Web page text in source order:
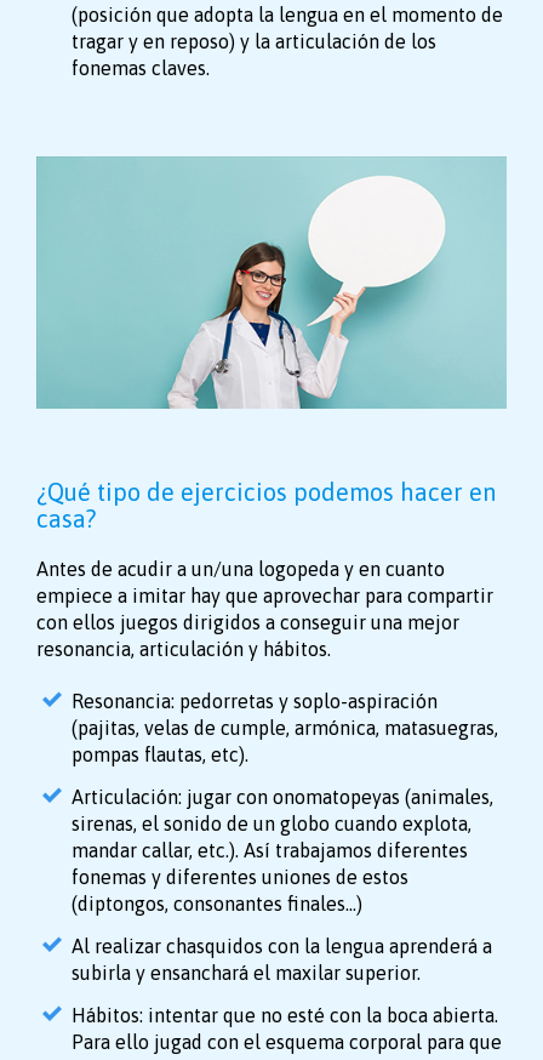
(posición que adopta la lengua en el momento de
tragar y en reposo) y la articulación de los
fonemas claves.
¿Qué tipo de ejercicios podemos hacer en
casa?
Antes de acudir a un/una logopeda y en cuanto
empiece a imitar hay que aprovechar para compartir
con ellos juegos dirigidos a conseguir una mejor
resonancia, articulación y hábitos.
Resonancia: pedorretas y soplo-aspiración
(pajitas, velas de cumple, armónica, matasuegras,
pompas flautas, etc).
Articulación: jugar con onomatopeyas (animales,
sirenas, el sonido de un globo cuando explota,
mandar callar, etc.). Así trabajamos diferentes
fonemas y diferentes uniones de estos
(diptongos, consonantes finales…)
Al realizar chasquidos con la lengua aprenderá a
subirla y ensanchará el maxilar superior.
Hábitos: intentar que no esté con la boca abierta.
Para ello jugad con el esquema corporal para que